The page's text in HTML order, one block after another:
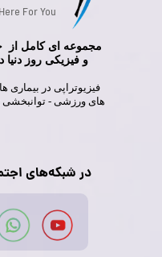
در شبکه‌های
For You
مجموعه ای کامل از
و فیزیکی روز دنیا
فیزیوتراپی در
های ورزشی - توانبخشی